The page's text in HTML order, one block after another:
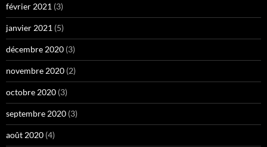
février 2021 (3)
janvier 2021 (5)
décembre 2020 (3)
novembre 2020 (2)
octobre 2020 (3)
septembre 2020 (3)
août 2020 (4)